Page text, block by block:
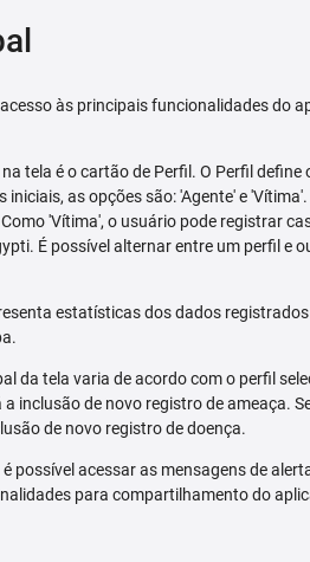
às principais funcionalidades do
tela é o cartão de Perfil. O Perfil
iniciais, as opções são: 'Agente' e
'Vítima', o usuário pode registrar
É possível alternar entre um perfil e
estatísticas dos dados
da tela varia de acordo com o perfil
inclusão de novo registro de ameaça.
de novo registro de doença.
possível acessar as mensagens de
para compartilhamento do